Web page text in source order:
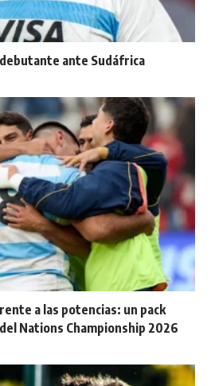
ante Sudáfrica
a las potencias: un pack
Nations Championship 2026